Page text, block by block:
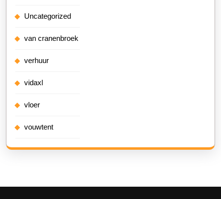
Uncategorized
van cranenbroek
verhuur
vidaxl
vloer
vouwtent